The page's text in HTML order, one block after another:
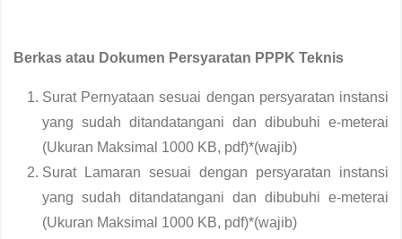
Berkas atau Dokumen Persyaratan PPPK Teknis
Surat Pernyataan sesuai dengan persyaratan instansi
yang sudah ditandatangani dan dibubuhi e-meterai
(Ukuran Maksimal 1000 KB, pdf)*(wajib)
Surat Lamaran sesuai dengan persyaratan instansi
yang sudah ditandatangani dan dibubuhi e-meterai
(Ukuran Maksimal 1000 KB, pdf)*(wajib)